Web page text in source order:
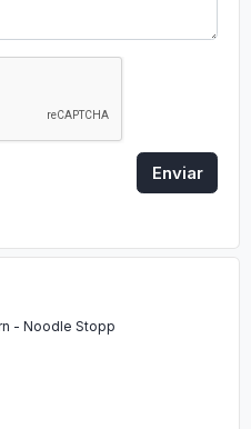
Enviar
- Noodle Stopp